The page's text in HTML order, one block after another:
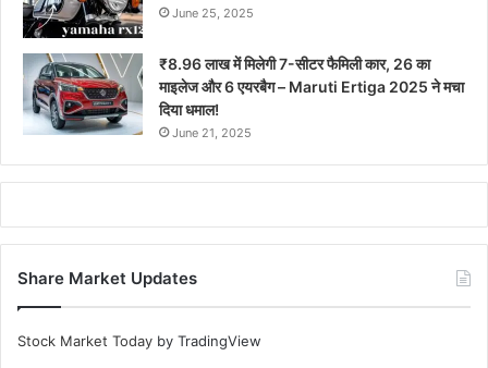
June 25, 2025
₹8.96 लाख में मिलेगी 7-सीटर फैमिली कार, 26 का
माइलेज और 6 एयरबैग – Maruti Ertiga 2025 ने मचा
दिया धमाल!
June 21, 2025
Share Market Updates
Stock Market Today by TradingView